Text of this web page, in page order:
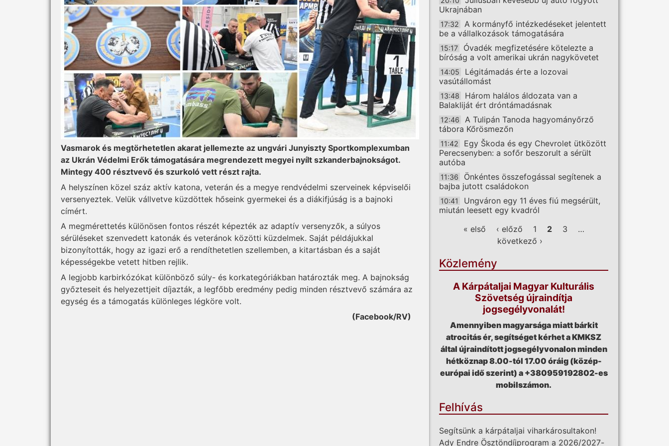
Vasmarok és megtörhetetlen akarat jellemezte az ungvári Junyiszty Sportkomplexumban
az Ukrán Védelmi Erők támogatására megrendezett megyei nyílt szkanderbajnokságot.
Mintegy 400 résztvevő és szurkoló vett részt rajta.
A helyszínen közel száz aktív katona, veterán és a megye rendvédelmi szerveinek képviselői
versenyeztek. Velük vállvetve küzdöttek hőseink gyermekei és a diákifjúság is a bajnoki
címért.
A megmérettetés különösen fontos részét képezték az adaptív versenyzők, a súlyos
sérüléseket szenvedett katonák és veteránok közötti küzdelmek. Saját példájukkal
bizonyították, hogy az igazi erő a rendíthetetlen szellemben, a kitartásban és a saját
képességekbe vetett hitben rejlik.
A legjobb karbirkózókat különböző súly- és korkategóriákban határozták meg. A bajnokság
győzteseit és helyezettjeit díjazták, a legfőbb eredmény pedig minden résztvevő számára az
egység és a támogatás különleges légköre volt.
(Facebook/RV)
Ukrajnában
17:32
A kormányfő intézkedéseket jelentett
be a vállalkozások támogatására
15:17
Óvadék megfizetésére kötelezte a
bíróság a volt amerikai ukrán nagykövetet
14:05
Légitámadás érte a lozovai
vasútállomást
13:48
Három halálos áldozata van a
Balakliját ért dróntámadásnak
12:46
A Tulipán Tanoda hagyományőrző
tábora Kőrösmezőn
11:42
Egy Škoda és egy Chevrolet ütközött
Perecsenyben: a sofőr beszorult a sérült
autóba
11:36
Önkéntes összefogással segítenek a
bajba jutott családokon
10:41
Ungváron egy 11 éves fiú megsérült,
miután leesett egy kvadról
Oldalak
« első ‹ előző 1 2 3
…
következő ›
Közlemény
A Kárpátaljai Magyar Kulturális
Szövetség újraindítja
jogsegélyvonalát!
Amennyiben magyarsága miatt bárkit
atrocitás ér, segítséget kérhet a KMKSZ
által újraindított jogsegélyvonalon minden
hétköznap 8.00-tól 17.00 óráig (közép-
európai idő szerint) a +380959192802-es
mobilszámon.
Felhívás
Segítsünk a kárpátaljai viharkárosultakon!
Ady Endre Ösztöndíjprogram a 2026/2027-